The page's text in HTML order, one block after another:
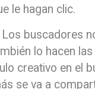
le hagan clic.
Los buscadores
lo hacen las
creativo en el
se va a